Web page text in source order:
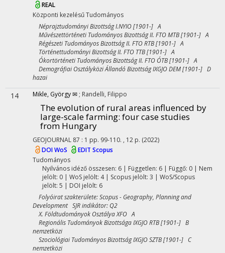
REAL
Központi kezelésűTudományos
Néprajztudományi Bizottság I.NYIO [1901-] A
Művészettörténeti Tudományos Bizottság II. FTO MTB [1901-] A
Régészeti Tudományos Bizottság II. FTO RTB [1901-] A
Történettudományi Bizottság II. FTO TTB [1901-] A
Ókortörténeti Tudományos Bizottság II. FTO ÓTB [1901-] A
Demográfiai Osztályközi Állandó Bizottság IXGJO DEM [1901-] D
hazai
14 Mikle, György ✉ ; Randelli, Filippo
The evolution of rural areas influenced by
large-scale farming: four case studies
from Hungary
GEOJOURNAL 87 : 1 pp. 99-110. , 12 p. (2022)
DOIWoS EDIT Scopus
Tudományos
Nyilvános idéző összesen: 6| Független: 6 | Függő: 0 | Nem
jelölt: 0 | WoS jelölt: 4 | Scopus jelölt: 3 | WoS/Scopus
jelölt: 5 | DOI jelölt: 6
Folyóirat szakterülete: Scopus - Geography, Planning and
Development SJR indikátor: Q2
X. Földtudományok Osztálya XFO A
Regionális Tudományok Bizottsága IXGJO RTB [1901-] B
nemzetközi
Szociológiai Tudományos Bizottság IXGJO SZTB [1901-] C
nemzetközi